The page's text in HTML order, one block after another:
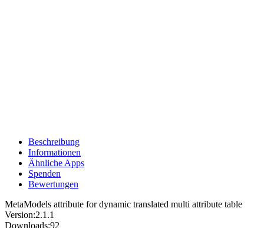
Beschreibung
Informationen
Ähnliche Apps
Spenden
Bewertungen
MetaModels attribute for dynamic translated multi attribute table
Version:2.1.1
Downloads:92